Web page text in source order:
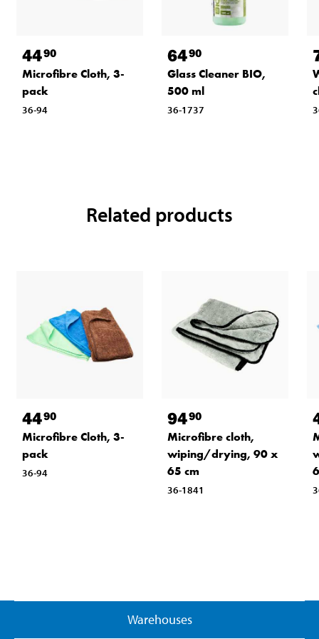
4490
Microfibre Cloth, 3-
pack
36-94
6490
Glass Cleaner BIO,
500 ml
36-1737
Related products
4490
Microfibre Cloth, 3-
pack
36-94
9490
Microfibre cloth,
wiping/drying, 90 x
65 cm
36-1841
Warehouses